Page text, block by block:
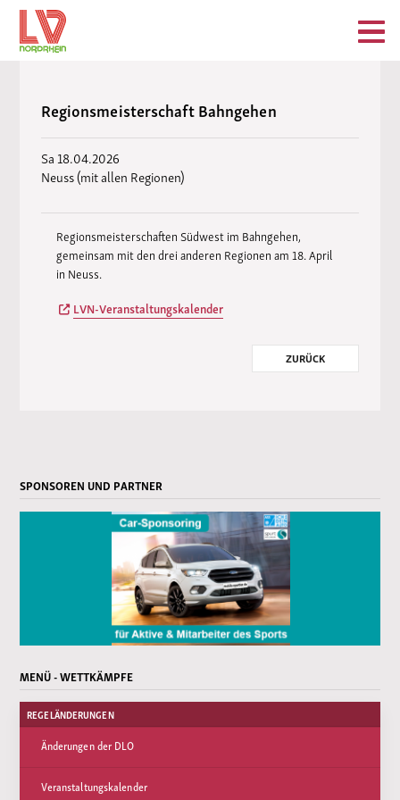
Regionsmeisterschaft Bahngehen
Sa 18.04.2026
Neuss (mit allen Regionen)
Regionsmeisterschaften Südwest im Bahngehen,
gemeinsam mit den drei anderen Regionen am 18. April
in Neuss.
LVN-Veranstaltungskalender
ZURÜCK
SPONSOREN UND PARTNER
MENÜ - WETTKÄMPFE
REGELÄNDERUNGEN
Änderungen der DLO
Veranstaltungskalender